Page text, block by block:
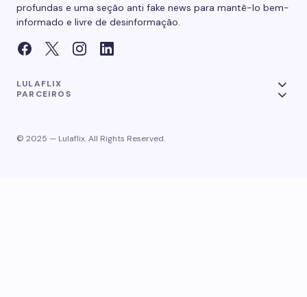
profundas e uma seção anti fake news para mantê-lo bem-
informado e livre de desinformação.
LULAFLIX
PARCEIROS
© 2025 — Lulaflix. All Rights Reserved.